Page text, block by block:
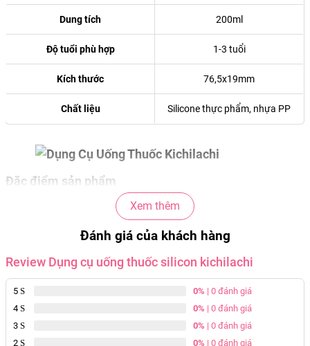
Dung tích 200ml
Độ tuổi phù hợp 1-3 tuổi
Kích thước 76,5x19mm
Chất liệu Silicone thực phẩm, nhựa PP
Đặc điểm sản phẩm
Dụng cụ cho bé uống thuốc chống sặc được sản xuất từ
chất liệu silicon thực phẩm cao cấp, mang lại sự mềm
mại và thiết kế đầu ống hình núm ti giống như bú mẹ,
tạo cảm giác thoải mái cho bé.
Được thiết kế đặc biệt, dụng cụ giúp bé uống thuốc
chống sặc hiệu quả. Cấu trúc chuyển hướng giúp sữa
lan đều ra khoang miệng trước khi đi xuống họng, ngăn
chảy trực tiếp và giảm nguy cơ ngạt ngào cho bé.
Xem thêm
Đánh giá của khách hàng
Review Dụng cụ uống thuốc silicon kichilachi
5 0% | 0 đánh giá
4
0% | 0 đánh giá
3
0% | 0 đánh giá
2
0% | 0 đánh giá